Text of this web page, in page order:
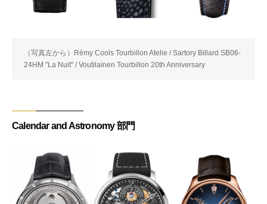
（写真左から）Rémy Cools Tourbillon Atelie / Sartory Billard SB06-
24HM "La Nuit" / Voutilainen Tourbillon 20th Anniversary
Calendar and Astronomy 部門